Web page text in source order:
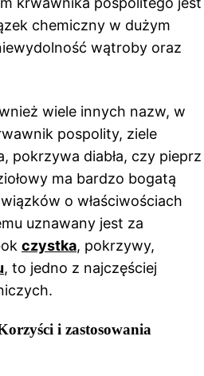
chemiczny w dużym
wątroby oraz
wiele innych nazw, w
pospolity, ziele
pokrzywa diabła, czy pieprz
ma bardzo bogatą
o właściwościach
uznawany jest za
czystka, pokrzywy,
, to jedno z najczęściej
i zastosowania